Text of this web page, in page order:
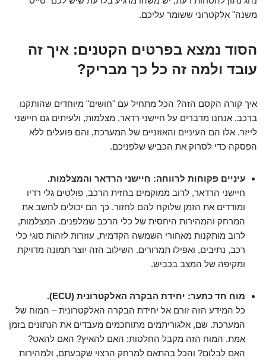
משנה" אלקטרוני ששומר עליכם.
הסוד נמצא בפרטים הקטנים: איך זה
עובד ולמה זה כל כך מבריק?
איך קורה הקסם הזה? הכל מתחיל עם "חושים" מיוחדים שהותקנו
ברכב. אנחנו מדברים על חיישני רדאר, מצלמות, ולעיתים גם חיישני
לייזר. אלו הם העיניים והאוזניים של המערכת, והם פועלים ללא
הפסקה כדי לסרוק את הכביש שלפניכם.
עיניים פקוחות לרווחה: חיישני הרדאר והמצלמות.
חיישני הרדאר, לרוב ממוקמים בחזית הרכב, פולטים גלי רדיו
ומודדים את הזמן שלוקח להם לחזור. כך הם יכולים לחשב את
המרחק והמהירות היחסית של כלי הרכב שמלפנים. המצלמות,
לרוב מותקנות מאחורי השמשה הקדמית, עוזרות לזהות סוגי כלי
רכב, נתיבים, ואפילו תמרורים. השילוב הזה יוצר תמונה מדויקת
ומקיפה של המצב בכביש.
מוח חד כתער: יחידת הבקרה האלקטרונית (ECU).
כל המידע הזה זורם אל יחידת הבקרה האלקטרונית – המוח של
המערכת. שם, אלגוריתמים מתוחכמים מעבדים את הנתונים בזמן
אמת. המוח הזה מקבל החלטות: האם להאיץ? האם להאט?
האם לבלום? והכל בהתאם למרחק הרצוי שקבעתם, ולמהירות